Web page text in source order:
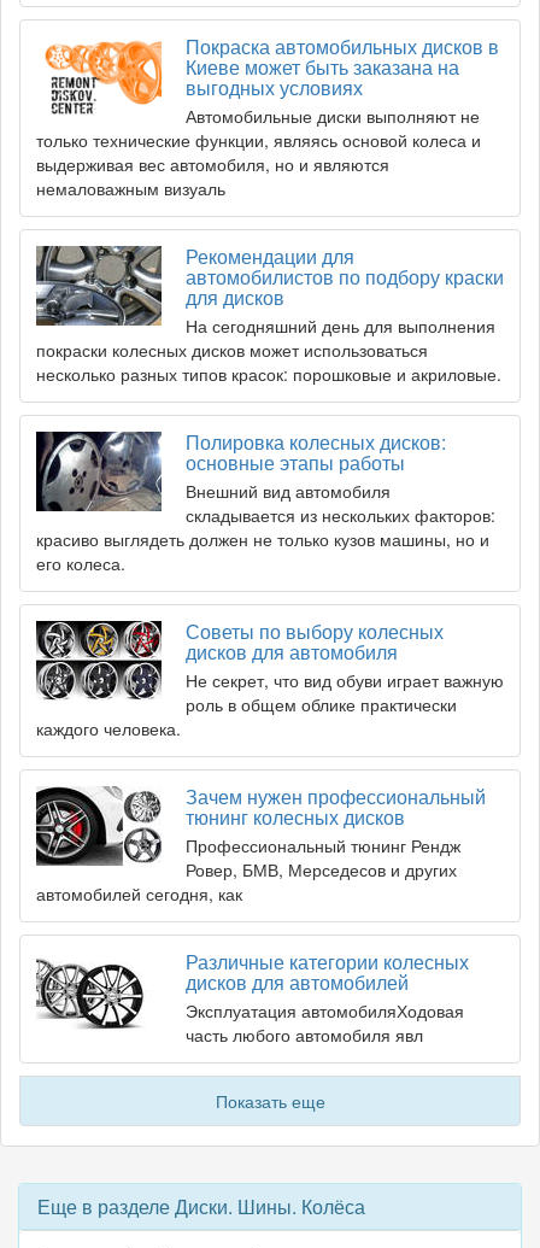
Покраска автомобильных дисков в
Киеве может быть заказана на
выгодных условиях
Автомобильные диски выполняют не
только технические функции, являясь основой колеса и
выдерживая вес автомобиля, но и являются
немаловажным визуаль
Рекомендации для
автомобилистов по подбору краски
для дисков
На сегодняшний день для выполнения
покраски колесных дисков может использоваться
несколько разных типов красок: порошковые и акриловые.
Полировка колесных дисков:
основные этапы работы
Внешний вид автомобиля
складывается из нескольких факторов:
красиво выглядеть должен не только кузов машины, но и
его колеса.
Советы по выбору колесных
дисков для автомобиля
Не секрет, что вид обуви играет важную
роль в общем облике практически
каждого человека.
Зачем нужен профессиональный
тюнинг колесных дисков
Профессиональный тюнинг Рендж
Ровер, БМВ, Мерседесов и других
автомобилей сегодня, как
Различные категории колесных
дисков для автомобилей
Эксплуатация автомобиляХодовая
часть любого автомобиля явл
Показать еще
Еще в разделе Диски. Шины. Колёса